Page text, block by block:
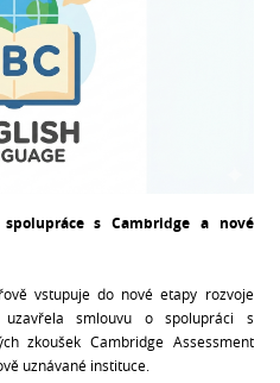
s Cambridge a nové
vstupuje do nové etapy rozvoje
smlouvu o spolupráci s
zkoušek Cambridge Assessment
uznávané instituce.